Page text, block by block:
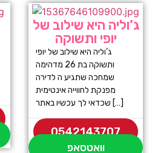
ג’וליה היא שילוב של
יופי ותשוקה
ג’וליה היא שילוב של יופי
ותשוקה בת 26 מדהימה
שמחכה שתגיע ה לדירה
מפנקת לחווייה אינטימית
שכדאי לך עכשיו באתר […]
0542143707
וואטסאפ